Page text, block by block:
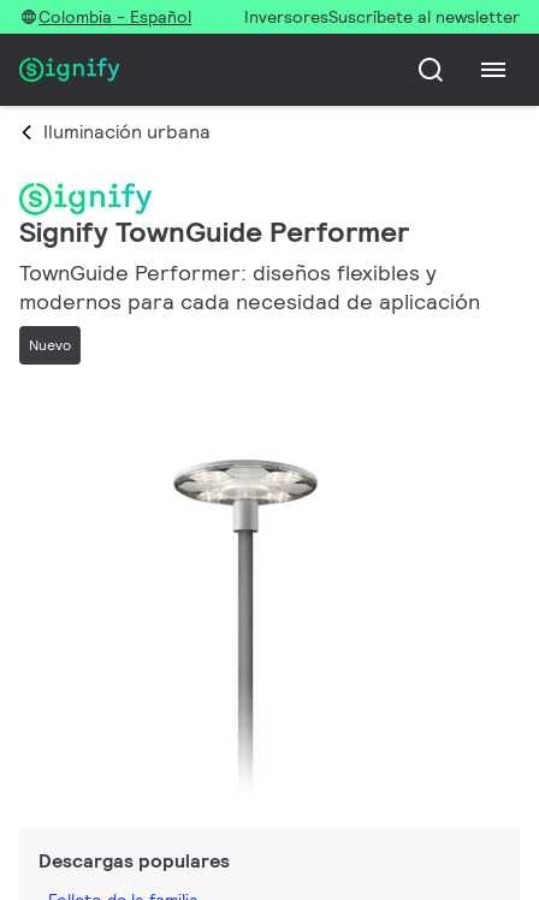
Colombia - Español InversoresSuscríbete al newsletter
Iluminación urbana
Signify TownGuide Performer
TownGuide Performer: diseños flexibles y
modernos para cada necesidad de aplicación
Nuevo
Descargas populares